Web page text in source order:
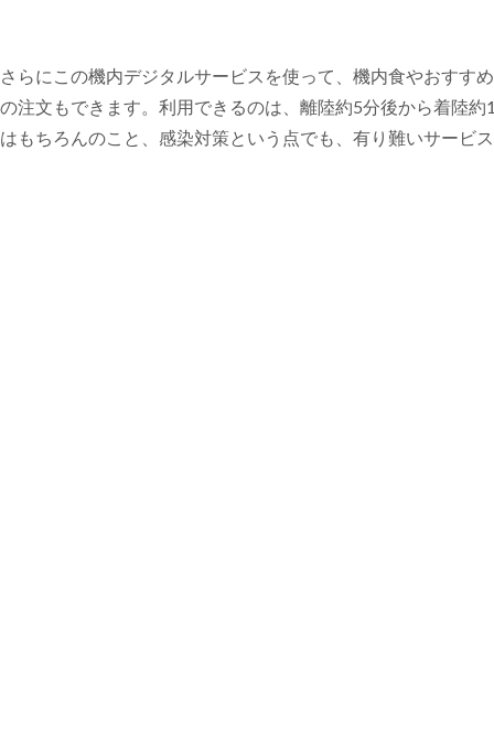
さらにこの機内デジタルサービスを使って、機内食やおすす
の注文もできます。利用できるのは、離陸約5分後から着陸
はもちろんのこと、感染対策という点でも、有り難いサービ